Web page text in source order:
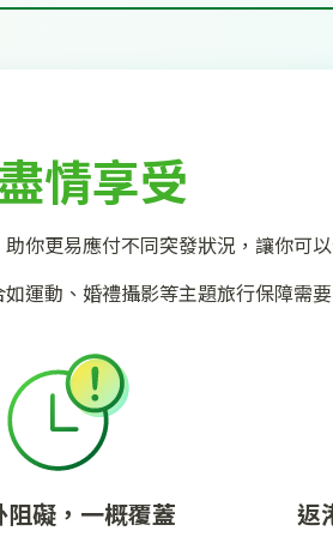
情享受
你更易應付不同突發狀況，讓你可
運動、婚禮攝影等主題旅行保障需
阻礙，一概覆蓋
返